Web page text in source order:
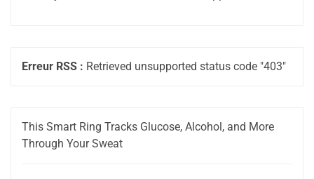
Erreur RSS : Retrieved unsupported status code "403"
This Smart Ring Tracks Glucose, Alcohol, and More
Through Your Sweat